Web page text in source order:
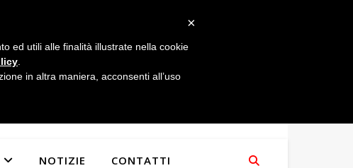
NOTIZIE CONTATTI
×
ed utili alle finalità illustrate nella cookie
in altra maniera, acconsenti all’uso